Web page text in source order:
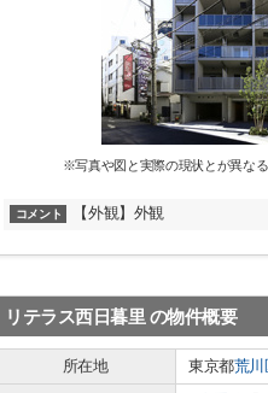
※写真や図と実際の現状とが異な
コメント 【外観】外観
リテラス西日暮里 の物件概要
所在地 東京都荒川